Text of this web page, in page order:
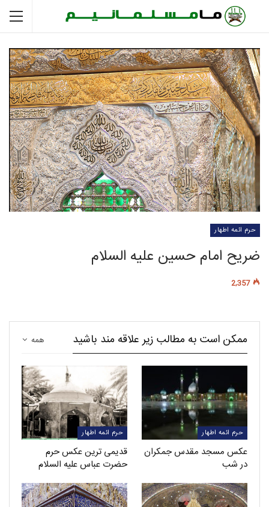
حرم ائمه اطهار
ضریح امام حسین علیه السلام
2,357
همه ممکن است به مطالب زیر علاقه مند باشید
حرم ائمه اطهار
عکس مسجد مقدس جمکران
در شب
حرم ائمه اطهار
قدیمی ترین عکس حرم
حضرت عباس علیه السلام